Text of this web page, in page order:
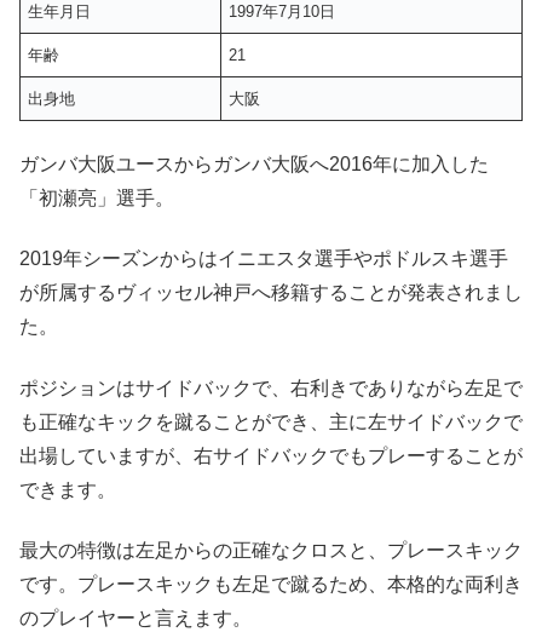
生年月日 1997年7月10日
年齢 21
出身地 大阪
ガンバ大阪ユースからガンバ大阪へ2016年に加入した
「初瀬亮」選手。
2019年シーズンからはイニエスタ選手やポドルスキ選手
が所属するヴィッセル神戸へ移籍することが発表されまし
た。
ポジションはサイドバックで、右利きでありながら左足で
も正確なキックを蹴ることができ、主に左サイドバックで
出場していますが、右サイドバックでもプレーすることが
できます。
最大の特徴は左足からの正確なクロスと、プレースキック
です。プレースキックも左足で蹴るため、本格的な両利き
のプレイヤーと言えます。